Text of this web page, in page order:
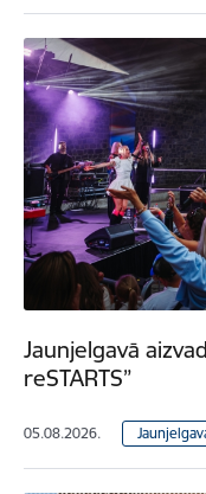
Jaunjelgavā
reSTARTS”
05.08.2026.